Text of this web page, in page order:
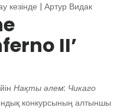
кезінде | Артур Видак
II’
Нақты әлем: Чикаго
конкурсының алтыншы